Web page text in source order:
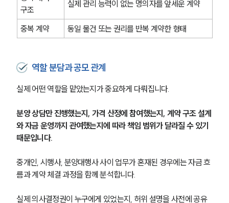
구조
실제 관리 능력이 없는 명의자를 앞세운 계약
중복 계약 동일 물건 또는 권리를 반복 계약한 형태
역할 분담과 공모 관계
실제 어떤 역할을 맡았는지가 중요하게 다뤄집니다.
분양 상담만 진행했는지, 가격 산정에 참여했는지, 계약 구조 설계
와 자금 운영까지 관여했는지에 따라 책임 범위가 달라질 수 있기
때문입니다.
중개인, 시행사, 분양대행사 사이 업무가 혼재된 경우에는 자금 흐
름과 계약 체결 과정을 함께 분석합니다.
실제 의사결정권이 누구에게 있었는지, 허위 설명을 사전에 공유